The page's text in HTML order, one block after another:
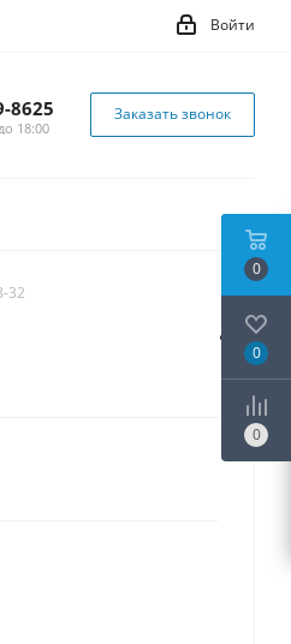
Войти
8625
18:00
Заказать звонок
32
0
0
0